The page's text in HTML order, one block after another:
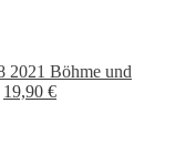
Böhme und
Ursprünglicher
19,90 €Aktueller